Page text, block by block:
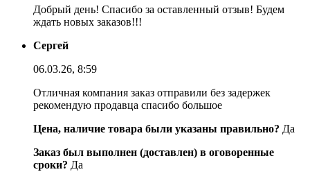
Добрый день! Спасибо за оставленный отзыв! Будем
ждать новых заказов!!!
Сергей
06.03.26, 8:59
Отличная компания заказ отправили без задержек
рекомендую продавца спасибо большое
Цена, наличие товара были указаны правильно? Да
Заказ был выполнен (доставлен) в оговоренные
сроки? Да